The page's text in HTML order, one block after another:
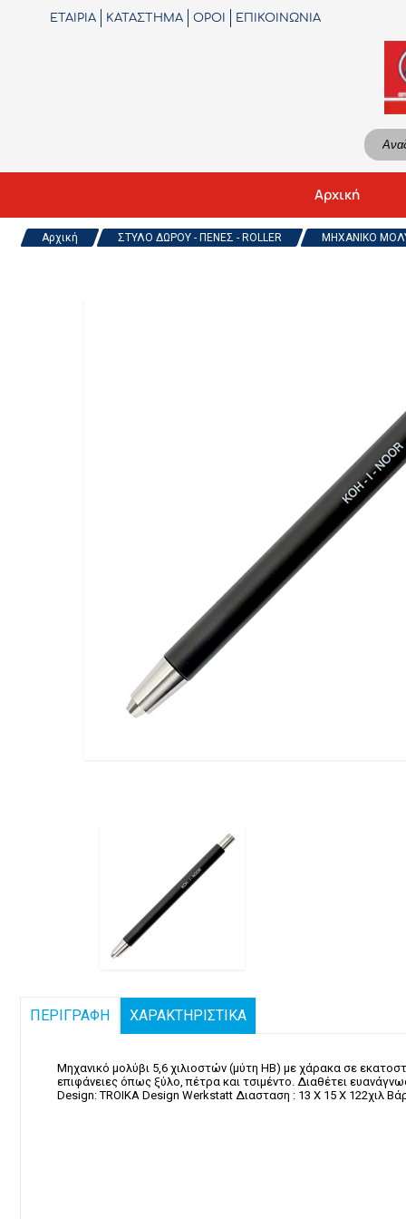
ΕΤΑΙΡΙΑ ΚΑΤΑΣΤΗΜΑ ΟΡΟΙ ΕΠΙΚΟΙΝΩΝΙΑ
Αρχική
Αρχική ΣΤΥΛΟ ΔΩΡΟΥ - ΠΕΝΕΣ - ROLLER ΜΗΧΑΝΙΚΟ
ΠΕΡΙΓΡΑΦΗ ΧΑΡΑΚΤΗΡΙΣΤΙΚΑ
Μηχανικό μολύβι 5,6 χιλιοστών (μύτη HB) με χάρακα σε
επιφάνειες όπως ξύλο, πέτρα και τσιμέντο. Διαθέτει
Design: TROIKA Design Werkstatt Διασταση : 13 Χ 15 Χ 122χιλ